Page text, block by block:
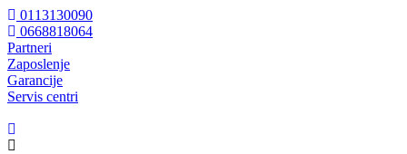
Skočite
na
sadržaj
0113130090
0668818064
Partneri
Zaposlenje
Garancije
Servis centri
Unesite ovde tekst naslova